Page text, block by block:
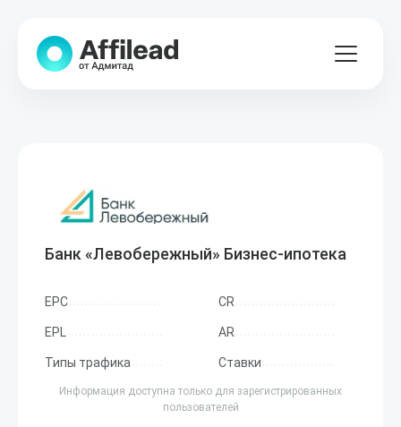
Банк «Левобережный» Бизнес-ипотека
EPC CR
EPL AR
Типы трафика Ставки
Информация доступна только для зарегистрированных
пользователей